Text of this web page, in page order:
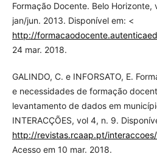
Formação Docente. Belo
jan/jun. 2013. Disponível em: <
http://
24 mar. 2018.
GALINDO, C. e INFORSATO, E.
e necessidades de formação
levantamento de dados em
INTERACÇÕES, vol 4, n. 9.
http://revistas.rcaap.pt/
Acesso em 10 mar. 2018.